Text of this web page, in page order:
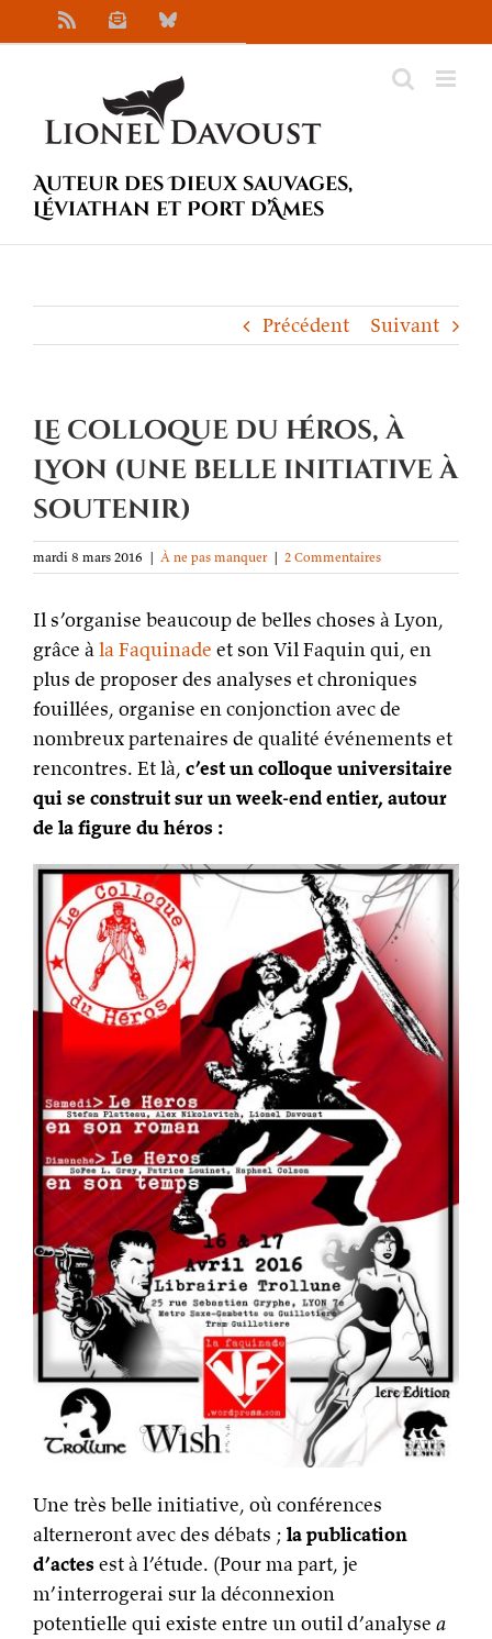
au
NewsletterBluesky
Auteur des Dieux sauvages,
Léviathan et Port d’Âmes
Précédent Suivant
Le colloque du héros, à
Lyon (une belle initiative à
soutenir)
mardi 8 mars 2016 | À ne pas manquer | 2 Commentaires
Il s’organise beaucoup de belles choses à Lyon,
grâce àla Faquinade et son Vil Faquin qui, en
plus de proposer des analyses et chroniques
fouillées, organise en conjonction avec de
nombreux partenaires de qualité événements et
rencontres. Et là, c’est un colloque universitaire
qui se construit sur un week-end entier, autour
de la figure du héros :
Une très belle initiative, où conférences
alterneront avec des débats ; la publication
d’actesest à l’étude. (Pour ma part, je
m’interrogerai sur la déconnexion
potentielle qui existe entre un outil d’analyse a